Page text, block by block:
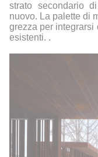
strato secondario
nuovo. La palette di
grezza per
esistenti. .